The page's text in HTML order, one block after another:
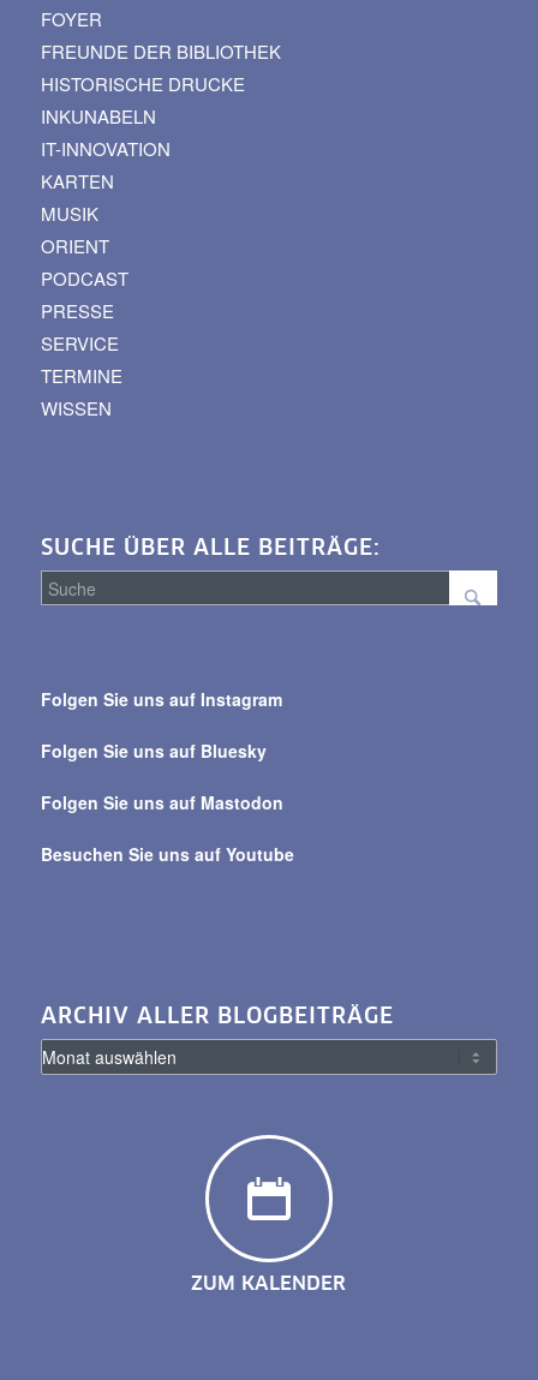
FOYER
FREUNDE DER BIBLIOTHEK
HISTORISCHE DRUCKE
INKUNABELN
IT-INNOVATION
KARTEN
MUSIK
ORIENT
PODCAST
PRESSE
SERVICE
TERMINE
WISSEN
SUCHE ÜBER ALLE BEITRÄGE:
alle
Folgen Sie uns auf Instagram
Folgen Sie uns auf Bluesky
Folgen Sie uns auf Mastodon
Besuchen Sie uns auf Youtube
ARCHIV ALLER BLOGBEITRÄGE
ZUM KALENDER